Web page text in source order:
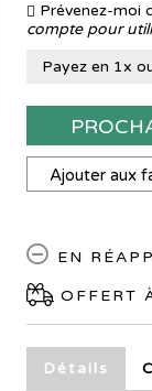
Prévenez-moi
compte pour
Payez en 1x
Ajouter aux
EN
OFFERT
Détails